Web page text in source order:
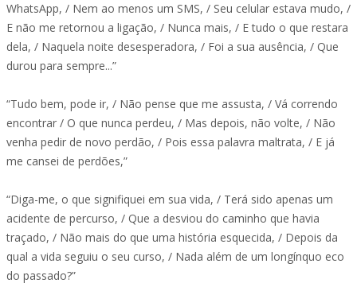
WhatsApp, / Nem ao menos um SMS, / Seu celular estava mudo, /
E não me retornou a ligação, / Nunca mais, / E tudo o que restara
dela, / Naquela noite desesperadora, / Foi a sua ausência, / Que
durou para sempre...”
“Tudo bem, pode ir, / Não pense que me assusta, / Vá correndo
encontrar / O que nunca perdeu, / Mas depois, não volte, / Não
venha pedir de novo perdão, / Pois essa palavra maltrata, / E já
me cansei de perdões,”
“Diga-me, o que signifiquei em sua vida, / Terá sido apenas um
acidente de percurso, / Que a desviou do caminho que havia
traçado, / Não mais do que uma história esquecida, / Depois da
qual a vida seguiu o seu curso, / Nada além de um longínquo eco
do passado?”